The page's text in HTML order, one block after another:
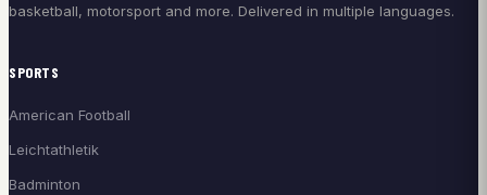
basketball, motorsport and more. Delivered in multiple languages.
SPORTS
American Football
Leichtathletik
Badminton